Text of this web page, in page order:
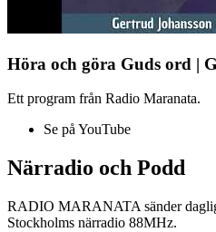
Höra och göra Guds ord |
Ett program från Radio Maranata.
Se på YouTube
Närradio och Podd
RADIO MARANATA sänder
Stockholms närradio 88MHz.